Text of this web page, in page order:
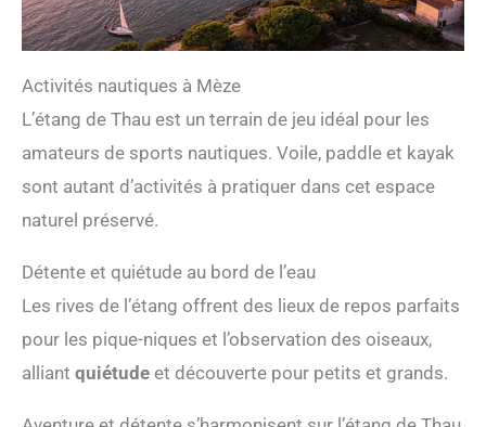
Activités nautiques à Mèze
L’étang de Thau est un terrain de jeu idéal pour les
amateurs de sports nautiques. Voile, paddle et kayak
sont autant d’activités à pratiquer dans cet espace
naturel préservé.
Détente et quiétude au bord de l’eau
Les rives de l’étang offrent des lieux de repos parfaits
pour les pique-niques et l’observation des oiseaux,
alliant quiétude et découverte pour petits et grands.